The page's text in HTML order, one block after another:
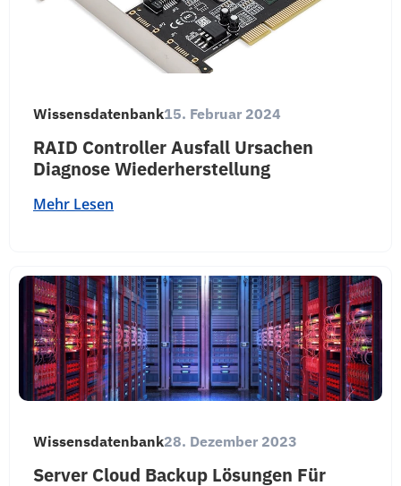
Wissensdatenbank15. Februar 2024
RAID Controller Ausfall Ursachen
Diagnose Wiederherstellung
Mehr Lesen
Wissensdatenbank28. Dezember 2023
Server Cloud Backup Lösungen Für